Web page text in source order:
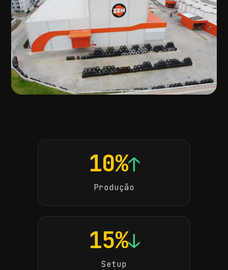
10%↑
Produção
15%↓
Setup